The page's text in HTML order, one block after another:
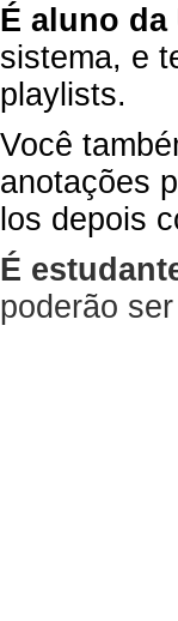
É aluno da
sistema, e
playlists.
Você
anotações
los depois
É
poderão